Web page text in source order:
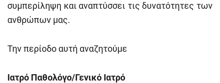
συμπερίληψη και αναπτύσσει τις δυνατότητες των
ανθρώπων μας.
Την περίοδο αυτή αναζητούμε
Ιατρό Παθολόγο/Γενικό Ιατρό